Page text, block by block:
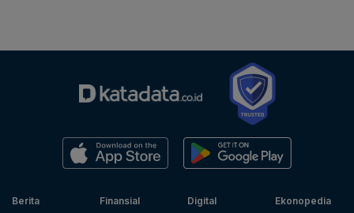
Berita
Finansial
Digital
Ekonopedia